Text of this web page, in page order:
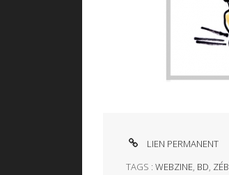
LIEN PERMANENT
TAGS : WEBZINE, BD,